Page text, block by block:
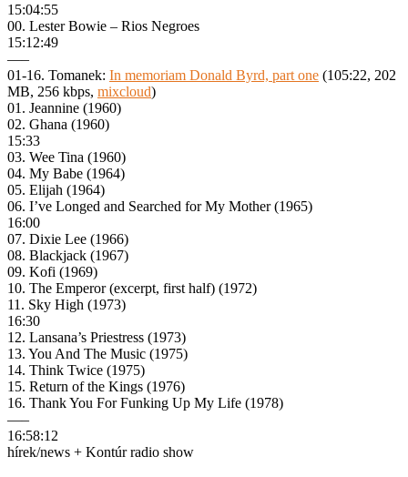
15:04:55
00. Lester Bowie – Rios Negroes
15:12:49
—–
01-16. Tomanek: In memoriam Donald Byrd, part one (105:22, 202
MB, 256 kbps, mixcloud)
01. Jeannine (1960)
02. Ghana (1960)
15:33
03. Wee Tina (1960)
04. My Babe (1964)
05. Elijah (1964)
06. I’ve Longed and Searched for My Mother (1965)
16:00
07. Dixie Lee (1966)
08. Blackjack (1967)
09. Kofi (1969)
10. The Emperor (excerpt, first half) (1972)
11. Sky High (1973)
16:30
12. Lansana’s Priestress (1973)
13. You And The Music (1975)
14. Think Twice (1975)
15. Return of the Kings (1976)
16. Thank You For Funking Up My Life (1978)
—–
16:58:12
hírek/news + Kontúr radio show